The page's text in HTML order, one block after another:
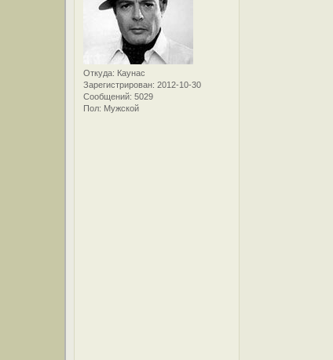
Откуда: Каунас
Зарегистрирован: 2012-10-30
Сообщений: 5029
Пол: Мужской